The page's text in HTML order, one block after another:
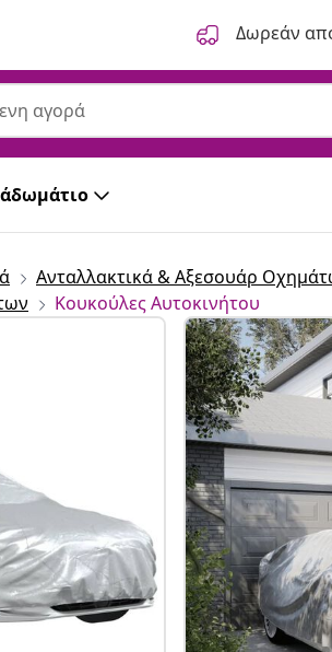
Δωρεάν
Ανταλλακτικά & Αξεσουάρ
Κουκούλες Αυτοκινήτου